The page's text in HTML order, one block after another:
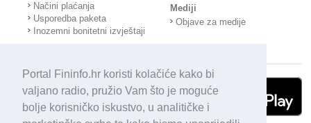
Portal Fininfo.hr koristi kolačiće kako bi
valjano radio, pružio Vam što je moguće
bolje korisničko iskustvo, u analitičke i
Načini plaćanja
Usporedba paketa
Inozemni bonitetni izvještaji
Mediji
Objave za medije